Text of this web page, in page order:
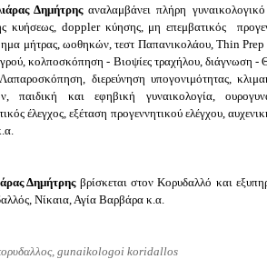
Δημήτρηςαναλαμβάνει πλήρη
κυήσεως, doppler κύησης, μη επεμβατικός
μήτρας, ωοθηκών, τεστ Παπανικολάου, Thin
κολποσκόπηση - Βιοψίες τραχήλου, διάγνωση -
διερεύνηση υπογονιμότητας,
και εφηβική γυναικολογία,
έλεγχος, εξέταση προγεννητικού ελέγχου,
Δημήτρηςβρίσκεται στον Κορυδαλλό και
Νίκαια, Αγία Βαρβάρα κ.α.
κορυδαλλος, gunaikologoi koridallos